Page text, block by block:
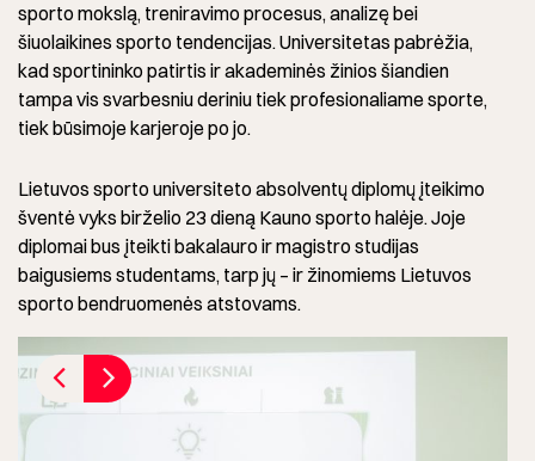
sporto mokslą, treniravimo procesus, analizę bei
šiuolaikines sporto tendencijas. Universitetas pabrėžia,
kad sportininko patirtis ir akademinės žinios šiandien
tampa vis svarbesniu deriniu tiek profesionaliame sporte,
tiek būsimoje karjeroje po jo.
Lietuvos sporto universiteto absolventų diplomų įteikimo
šventė vyks birželio 23 dieną Kauno sporto halėje. Joje
diplomai bus įteikti bakalauro ir magistro studijas
baigusiems studentams, tarp jų – ir žinomiems Lietuvos
sporto bendruomenės atstovams.